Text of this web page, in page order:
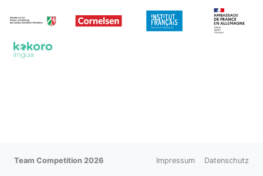
Team Competition 2026 Impressum Datenschutz